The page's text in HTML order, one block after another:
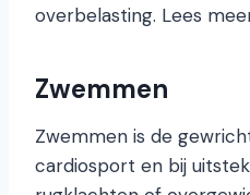
overbelasting. Lees
Zwemmen
Zwemmen is de
cardiosport en bij